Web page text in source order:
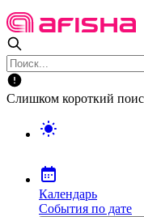
Слишком короткий
Календарь
События по дате